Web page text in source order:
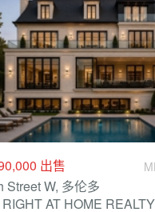
出售
Street W, 多伦多
AT HOME REALTY